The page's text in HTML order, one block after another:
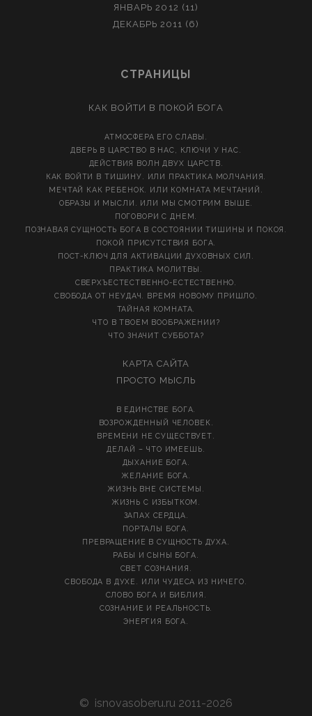
ЯНВАРЬ 2012 (11)
ДЕКАБРЬ 2011 (6)
СТРАНИЦЫ
КАК ВОЙТИ В ПОКОЙ БОГА
АТМОСФЕРА ЕГО СЛАВЫ.
ДВЕРЬ В ЦАРСТВО В НАС, КЛЮЧИ У НАС.
ДЕЙСТВИЯ ВОЛН ДВУХ ЦАРСТВ.
КАК ВОЙТИ В ТИШИНУ. ИЛИ ПРАКТИКА МОЛЧАНИЯ.
МЕЧТАЙ КАК РЕБЕНОК. ИЛИ КОМНАТА МЕЧТАНИЙ.
ОБРАЗЫ И МЫСЛИ. ИЛИ МЫ СМОТРИМ ВЫШЕ.
ПОГОВОРИ С ДНЕМ.
ПОЗНАВАЯ СУЩНОСТЬ БОГА В СОСТОЯНИИ ТИШИНЫ И ПОКОЯ.
ПОКОЙ ПРИСУТСТВИЯ БОГА.
ПОСТ-КЛЮЧ ДЛЯ АКТИВАЦИИ ДУХОВНЫХ СИЛ.
ПРАКТИКА МОЛИТВЫ.
СВЕРХЪЕСТЕСТВЕННО-ЕСТЕСТВЕННО.
СВОБОДА ОТ НЕУДАЧ. ВРЕМЯ НОВОМУ ПРИШЛО.
ТАЙНАЯ КОМНАТА.
ЧТО В ТВОЕМ ВООБРАЖЕНИИ?
ЧТО ЗНАЧИТ СУББОТА?
КАРТА САЙТА
ПРОСТО МЫСЛЬ
В ЕДИНСТВЕ БОГА.
ВОЗРОЖДЕННЫЙ ЧЕЛОВЕК.
ВРЕМЕНИ НЕ СУЩЕСТВУЕТ.
ДЕЛАЙ – ЧТО ИМЕЕШЬ.
ДЫХАНИЕ БОГА.
ЖЕЛАНИЕ БОГА.
ЖИЗНЬ ВНЕ СИСТЕМЫ.
ЖИЗНЬ С ИЗБЫТКОМ.
ЗАПАХ СЕРДЦА.
ПОРТАЛЫ БОГА.
ПРЕВРАЩЕНИЕ В СУЩНОСТЬ ДУХА.
РАБЫ И СЫНЫ БОГА.
СВЕТ СОЗНАНИЯ.
СВОБОДА В ДУХЕ. ИЛИ ЧУДЕСА ИЗ НИЧЕГО.
СЛОВО БОГА И БИБЛИЯ.
СОЗНАНИЕ И РЕАЛЬНОСТЬ.
ЭНЕРГИЯ БОГА.
© isnovasoberu.ru 2011-2026